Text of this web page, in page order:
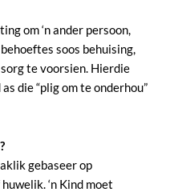
om ‘n ander persoon,
soos behuising,
te voorsien. Hierdie
die “plig om te onderhou”
gebaseer op
‘n Kind moet